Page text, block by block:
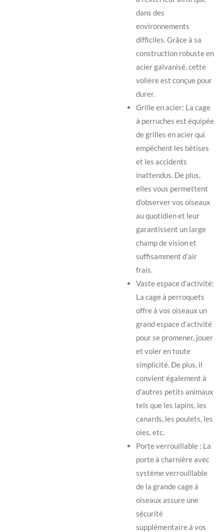
dans des
environnements
difficiles. Grâce à sa
construction robuste en
acier galvanisé, cette
volière est conçue pour
durer.
Grille en acier: La cage
à perruches est équipée
de grilles en acier qui
empêchent les bêtises
et les accidents
inattendus. De plus,
elles vous permettent
d’observer vos oiseaux
au quotidien et leur
garantissent un large
champ de vision et
suffisamment d’air
frais.
Vaste espace d’activité:
La cage à perroquets
offre à vos oiseaux un
grand espace d’activité
pour se promener, jouer
et voler en toute
simplicité. De plus, il
convient également à
d'autres petits animaux
tels que les lapins, les
canards, les poulets, les
oies, etc.
Porte verrouillable : La
porte à charnière avec
système verrouillable
de la grande cage à
oiseaux assure une
sécurité
supplémentaire à vos